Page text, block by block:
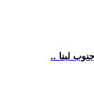
لبنا